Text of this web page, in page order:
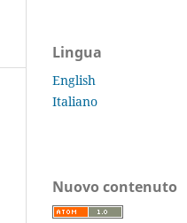
Lingua
English
Italiano
Nuovo contenuto